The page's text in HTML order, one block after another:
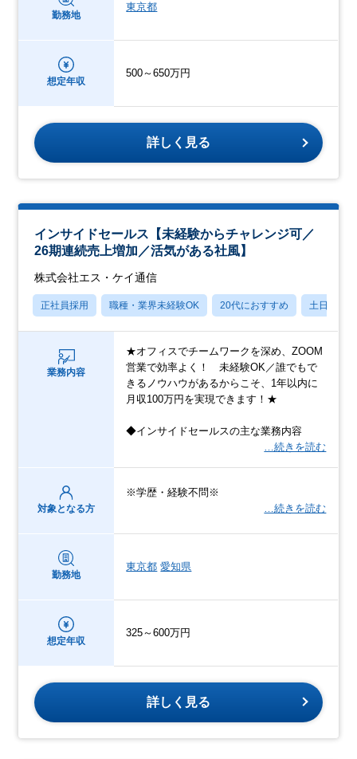
勤務地
東京都
想定年収
500～650万円
詳しく見る
インサイドセールス【未経験からチャレンジ可／
26期連続売上増加／活気がある社風】
株式会社エス・ケイ通信
正社員採用 職種・業界未経験OK 20代におすすめ 土日祝休み
業務内容
★オフィスでチームワークを深め、ZOOM
営業で効率よく！ 未経験OK／誰でもで
きるノウハウがあるからこそ、1年以内に
月収100万円を実現できます！★
◆インサイドセールスの主な業務内容
…続きを読む
対象となる方
※学歴・経験不問※
…続きを読む
勤務地
東京都 愛知県
想定年収
325～600万円
詳しく見る